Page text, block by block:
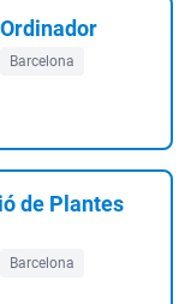
Barcelona
de Plantes
Barcelona